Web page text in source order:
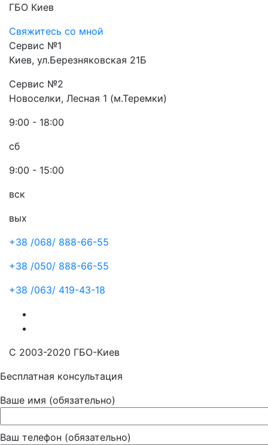
ГБО Киев
Свяжитесь со мной
Сервис №1
Киев, ул.Березняковская 21Б
Сервис №2
Новоселки, Лесная 1 (м.Теремки)
9:00 - 18:00
сб
9:00 - 15:00
вск
вых
+38 /068/ 888-66-55
+38 /050/ 888-66-55
+38 /063/ 419-43-18
С 2003-2020 ГБО-Киев
Бесплатная консультация
Ваше имя (обязательно)
Ваш телефон (обязательно)